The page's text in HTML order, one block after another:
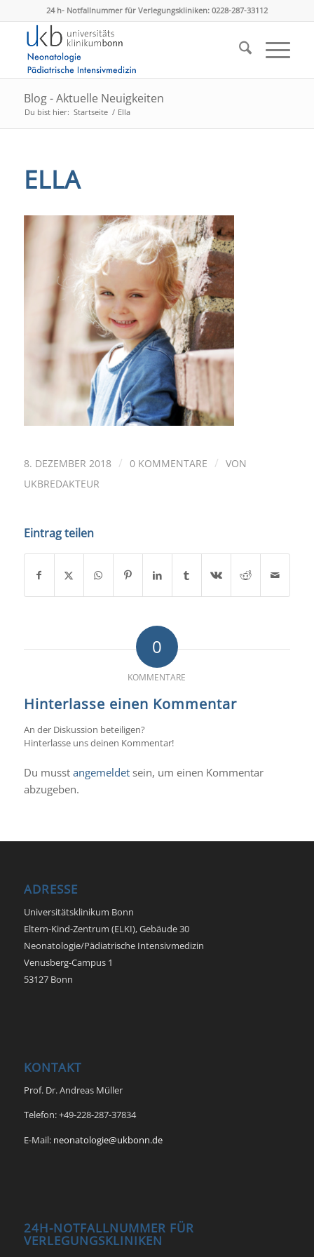
24 h- Notfallnummer für Verlegungskliniken: 0228-287-33112
Blog - Aktuelle Neuigkeiten
Du bist hier: Startseite / Ella
ELLA
8. DEZEMBER 2018 / 0 KOMMENTARE / VON
UKBREDAKTEUR
Eintrag teilen
0
KOMMENTARE
Hinterlasse einen Kommentar
An der Diskussion beteiligen?
Hinterlasse uns deinen Kommentar!
Du musst angemeldetsein, um einen Kommentar
abzugeben.
ADRESSE
Universitätsklinikum Bonn
Eltern-Kind-Zentrum (ELKI), Gebäude 30
Neonatologie/Pädiatrische Intensivmedizin
Venusberg-Campus 1
53127 Bonn
KONTAKT
Prof. Dr. Andreas Müller
Telefon: +49-228-287-37834
E-Mail: neonatologie@ukbonn.de
24H-NOTFALLNUMMER FÜR
VERLEGUNGSKLINIKEN